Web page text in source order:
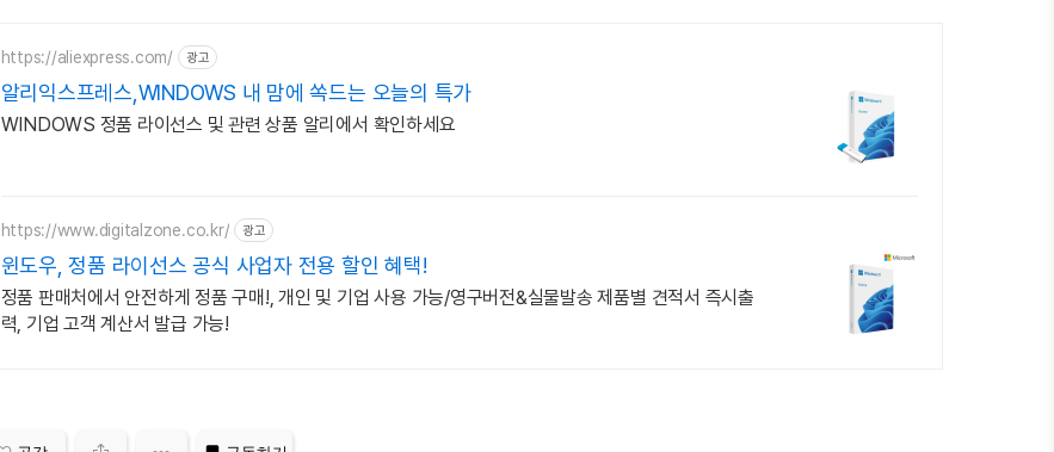
https://aliexpress.com/ 광고
알리익스프레스,WINDOWS 내 맘에 쏙드는 오늘의 특가
WINDOWS 정품 라이선스 및 관련 상품 알리에서 확인하세요
https://www.digitalzone.co.kr/ 광고
윈도우, 정품 라이선스 공식 사업자 전용 할인 혜택!
정품 판매처에서 안전하게 정품 구매!, 개인 및 기업 사용 가능/영구버전&실물발송 제품별 견적서 즉시출
력, 기업 고객 계산서 발급 가능!